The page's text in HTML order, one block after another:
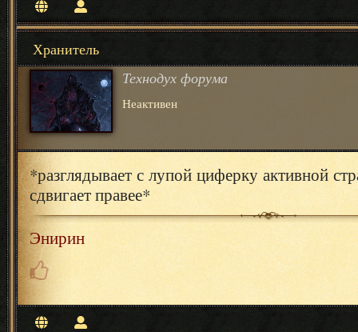
Хранитель
Технодух форума
Неактивен
*разглядывает с лупой циферку активной
сдвигает правее*
Энирин